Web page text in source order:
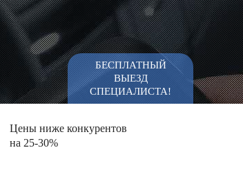
БЕСПЛАТНЫЙ
ВЫЕЗД
СПЕЦИАЛИСТА!
Цены ниже конкурентов
на 25-30%